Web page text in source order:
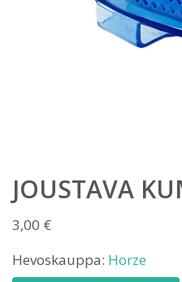
JOUSTAVA
3,00 €
Hevoskauppa: Horze